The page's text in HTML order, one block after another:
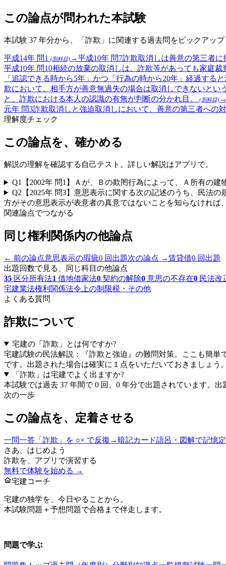
この論点が問われた本試験
本試験 37 年分から、「 詐欺 」に関連する過去問をピックアップ
平成14年 問1 (別科目) →平成10年 問7詐欺取消しは善意の第三者に
平成10年 問10相続の放棄の取消しは、詐欺等があっても家庭
「追認できる時から5年」かつ「行為の時から20年」経過する
欺において、相手方が善意無過失の場合は取消しできないとい
と、詐欺における本人の認識の有無が判断の分かれ目。
(別科目) →
元年 問3詐欺取消しと強迫取消しにおいて、善意の第三者への
理解度チェック
この論点を、確かめる
解説の理解を確認する自己テスト。詳しい解説はアプリで。
Q1
【2002年 問1】Ａが、Ｂの欺罔行為によって、Ａ所有の
Q2 【2025年 問3】意思表示に関する次の記述のうち、民法
方がその意思表示が表意者の真意ではないことを知らなけれ
関連論点でつながる
同じ権利関係内の他論点
← 前の論点意思表示の瑕疵0 回出題次の論点 →賃貸借0 回出題
出題回数で見る、同じ科目の他論点
35 区分所有法1 借地借家法0 契約の解除0 意思の不存在0 民法改
宅建業法権利関係法令上の制限税・その他
よくある質問
詐欺について
宅建の「 詐欺 」とは何ですか?
宅建試験の民法解説：『詐欺と強迫』の難問対策。ここも簡
です。出題された場合は確実に１点をいただいておきましょう。
「 詐欺 」は宅建でよく出ますか?
本試験では過去 37 年間で0 回、 0 年分で出題されています。出
次の一歩
この論点を、定着させる
一問一答 「 詐欺 」を ○× で反復 → 暗記カード語呂・図解で記憶
さあ、はじめよう
詐欺を、アプリで演習する
無料で体験を始める →
宅建コーチ
宅建の独学を、今日やることから。
本試験問題＋予想問題で合格まで伴走します。
問題で学ぶ